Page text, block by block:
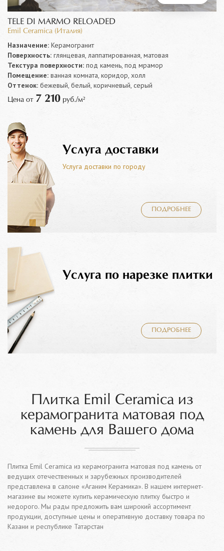
TELE DI MARMO RELOADED
Emil Ceramica (Италия)
Назначение: Керамогранит
Поверхность: глянцевая, лаппатированная, матовая
Текстура поверхности: под камень, под мрамор
Помещение: ванная комната, коридор, холл
Оттенок: бежевый, белый, коричневый, серый
Цена от 7 210 руб./м²
Услуга доставки
Услуга доставки по городу
ПОДРОБНЕЕ
Услуга по нарезке плитки
ПОДРОБНЕЕ
Плитка Emil Ceramica из
керамогранита матовая под
камень для Вашего дома
Плитка Emil Ceramica из керамогранита матовая под камень от
ведущих отечественных и зарубежных производителей
представлена в салоне «Аганим Керамика». В нашем интернет-
магазине вы можете купить керамическую плитку быстро и
недорого. Мы рады предложить вам широкий ассортимент
продукции, доступные цены и оперативную доставку товара по
Казани и республике Татарстан